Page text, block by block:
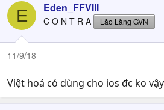
E Eden_FFVIII
C O N T R A Lão Làng GVN
11/9/18
Việt hoá có dùng cho ios đc ko